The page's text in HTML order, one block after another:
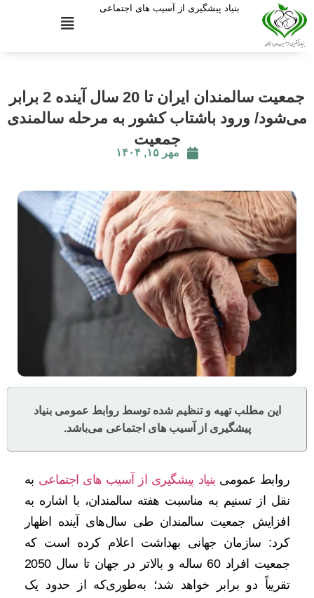
بنیاد پیشگیری از آسیب های اجتماعی
جمعیت سالمندان ایران تا 20 سال آینده 2 برابر
می‌شود/ ورود باشتاب کشور به مرحله سالمندی
جمعیت
مهر ۱۵, ۱۴۰۴
این مطلب تهیه و تنظیم شده توسط روابط عمومی بنیاد
پیشگیری از آسیب های اجتماعی می‌باشد.
روابط عمومی بنیاد پیشگیری از آسیب های اجتماعی به
نقل از تسنیم به مناسبت هفته سالمندان، با اشاره به
افزایش جمعیت سالمندان طی سال‌های آینده اظهار
کرد: سازمان جهانی بهداشت اعلام کرده است که
جمعیت افراد 60 ساله و بالاتر در جهان تا سال 2050
تقریباً دو برابر خواهد شد؛ به‌طوری‌که از حدود یک